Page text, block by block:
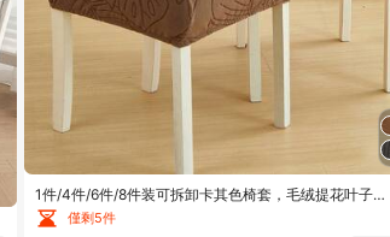
1件/4件/6件/8件装可拆卸卡其色椅套，毛绒提花叶子图
案，弹力贴合，适用于餐厅、客厅、卧室椅子
僅剩5件